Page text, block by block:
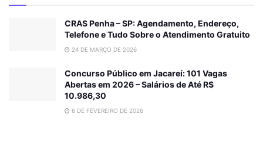
CRAS Penha – SP: Agendamento, Endereço,
Telefone e Tudo Sobre o Atendimento Gratuito
24 DE MARÇO DE 2026
Concurso Público em Jacareí: 101 Vagas
Abertas em 2026 – Salários de Até R$
10.986,30
6 DE FEVEREIRO DE 2026